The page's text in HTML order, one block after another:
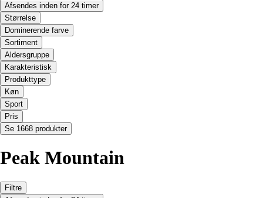
Afsendes inden for 24 timer
Størrelse
Dominerende farve
Sortiment
Aldersgruppe
Karakteristisk
Produkttype
Køn
Sport
Pris
Se 1668 produkter
Peak Mountain
Filtre